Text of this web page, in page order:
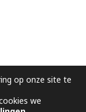
op onze site te
we